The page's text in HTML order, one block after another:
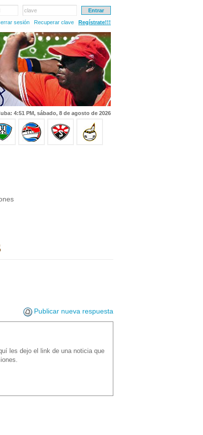
clave
sesión
Recuperar clave Regístrate!!!
4:51 PM, sábado, 8 de agosto de 2026
Publicar nueva respuesta
les dejo el link de una noticia que